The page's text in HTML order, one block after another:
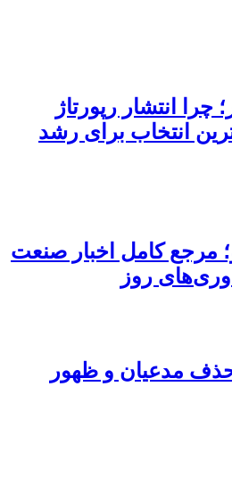
انتشار رپورتاژ
انتخاب برای رشد
مرجع کامل اخبار صنعت
روز
جهانی ۲۰۲۶؛ حذف مدعیان و ظهور